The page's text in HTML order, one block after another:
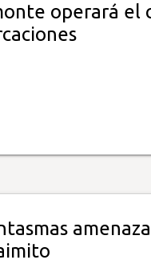
operará